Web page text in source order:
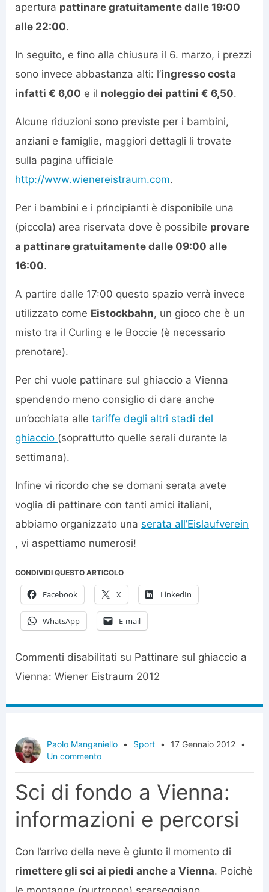
apertura pattinare gratuitamente dalle 19:00
alle 22:00.
In seguito, e fino alla chiusura il 6. marzo, i prezzi
sono invece abbastanza alti: l’ingresso costa
infatti € 6,00 e il noleggio dei pattini € 6,50.
Alcune riduzioni sono previste per i bambini,
anziani e famiglie, maggiori dettagli li trovate
sulla pagina ufficiale
http://www.wienereistraum.com.
Per i bambini e i principianti è disponibile una
(piccola) area riservata dove è possibile provare
a pattinare gratuitamente dalle 09:00 alle
16:00.
A partire dalle 17:00 questo spazio verrà invece
utilizzato come Eistockbahn, un gioco che è un
misto tra il Curling e le Boccie (è necessario
prenotare).
Per chi vuole pattinare sul ghiaccio a Vienna
spendendo meno consiglio di dare anche
un’occhiata alle tariffe degli altri stadi del
ghiaccio (soprattutto quelle serali durante la
settimana).
Infine vi ricordo che se domani serata avete
voglia di pattinare con tanti amici italiani,
abbiamo organizzato una serata all’Eislaufverein
, vi aspettiamo numerosi!
CONDIVIDI QUESTO ARTICOLO
Facebook X LinkedIn
WhatsApp E-mail
Commenti disabilitati su Pattinare sul ghiaccio a
Vienna: Wiener Eistraum 2012
Paolo Manganiello • Sport • 17 Gennaio 2012 •
Un commento
Sci di fondo a Vienna:
informazioni e percorsi
Con l’arrivo della neve è giunto il momento di
rimettere gli sci ai piedi anche a Vienna. Poichè